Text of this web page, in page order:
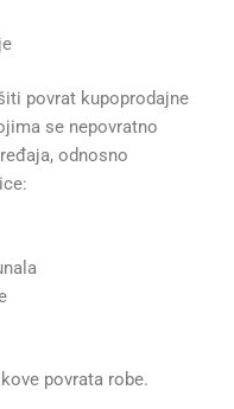
povrat kupoprodajne
se nepovratno
odnosno
povrata robe.